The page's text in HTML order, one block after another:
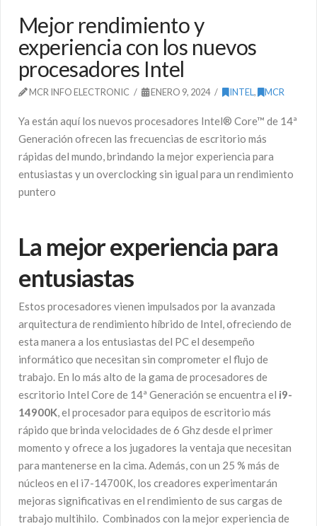
Mejor rendimiento y
experiencia con los nuevos
procesadores Intel
MCR INFO ELECTRONIC ENERO 9, 2024 INTEL, MCR
Ya están aquí los nuevos procesadores Intel® Core™ de 14ª
Generación ofrecen las frecuencias de escritorio más
rápidas del mundo, brindando la mejor experiencia para
entusiastas y un overclocking sin igual para un rendimiento
puntero
La mejor experiencia para
entusiastas
Estos procesadores vienen impulsados por la avanzada
arquitectura de rendimiento híbrido de Intel, ofreciendo de
esta manera a los entusiastas del PC el desempeño
informático que necesitan sin comprometer el flujo de
trabajo. En lo más alto de la gama de procesadores de
escritorio Intel Core de 14ª Generación se encuentra el i9-
14900K, el procesador para equipos de escritorio más
rápido que brinda velocidades de 6 Ghz desde el primer
momento y ofrece a los jugadores la ventaja que necesitan
para mantenerse en la cima. Además, con un 25 % más de
núcleos en el i7-14700K, los creadores experimentarán
mejoras significativas en el rendimiento de sus cargas de
trabajo multihilo. Combinados con la mejor experiencia de